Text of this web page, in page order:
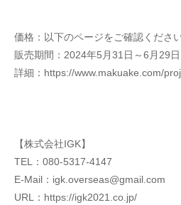
価格：以下のページをご確認ください
販売期間：2024年5月31日～6月29
詳細：https://www.makuake.com/
【株式会社IGK】
TEL：080-5317-4147
E-Mail：igk.overseas@gmail.com
URL：https://igk2021.co.jp/